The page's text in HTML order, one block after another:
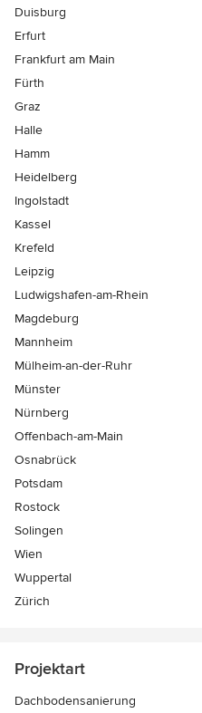
Duisburg
Erfurt
Frankfurt am Main
Fürth
Graz
Halle
Hamm
Heidelberg
Ingolstadt
Kassel
Krefeld
Leipzig
Ludwigshafen-am-Rhein
Magdeburg
Mannheim
Mülheim-an-der-Ruhr
Münster
Nürnberg
Offenbach-am-Main
Osnabrück
Potsdam
Rostock
Solingen
Wien
Wuppertal
Zürich
Projektart
Dachbodensanierung